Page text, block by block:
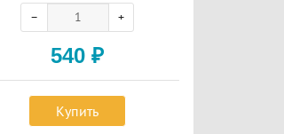
540 ₽
Купить